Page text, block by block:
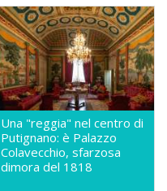
Una "reggia" nel centro di
Putignano: è Palazzo
Colavecchio, sfarzosa
dimora del 1818